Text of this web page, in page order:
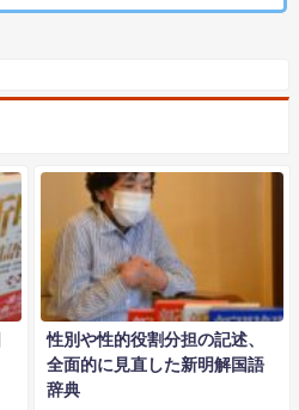
性別や性的役割分担の記述、
全面的に見直した新明解国語
辞典